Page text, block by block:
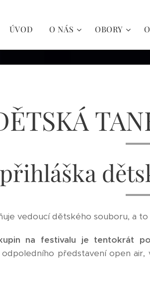
ÚVOD O NÁS OBORY
přihláška
vedoucí dětského souboru, a to
na festivalu je tentokrát
představení open